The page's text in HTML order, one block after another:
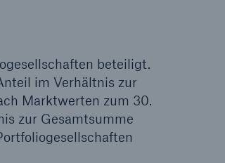
beteiligt.
im Verhältnis zur
Marktwerten zum 30.
zur Gesamtsumme